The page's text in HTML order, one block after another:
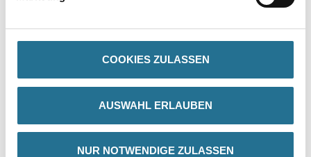
COOKIES ZULASSEN
AUSWAHL ERLAUBEN
NUR NOTWENDIGE ZULASSEN
PRODUKTEIGENSCHAFTEN
Produkteigenschaft
- Robuste Oberfläche
- Fertige Oberfläche
- Überstreichbar
- Weniger Staub